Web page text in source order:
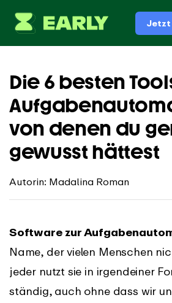
Jetzt
Die 6 besten
von denen du
gewusst hättest
Autorin: Madalina Roman
Software zur
Name, der vielen Menschen
jeder nutzt sie in irgendeiner
ständig, auch ohne dass wir